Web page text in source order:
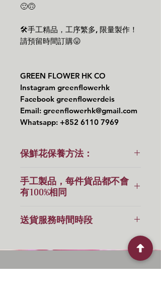
🙂🙃
🛠手工精品，工序繁多, 限量製作！
請預留時間訂購😛
GREEN FLOWER HK CO
Instagram greenflowerhk
Facebook greenflowerdeis
Email: greenflowerhk@gmail.com
Whatsapp: +852 6110 7969
保鮮花保養方法：
⭕️如果天氣潮濕，可以開抽濕機或
另外平時不要給太陽🌞直接照射！
手工製品，每件貨品都不會
有100%相同
相同，下單前必須留意。
送貨服務時間時段
服務由司機直接送出，
但這個服務是跟單，司機到之前會致
電收件人，如果不在家/公司，可否